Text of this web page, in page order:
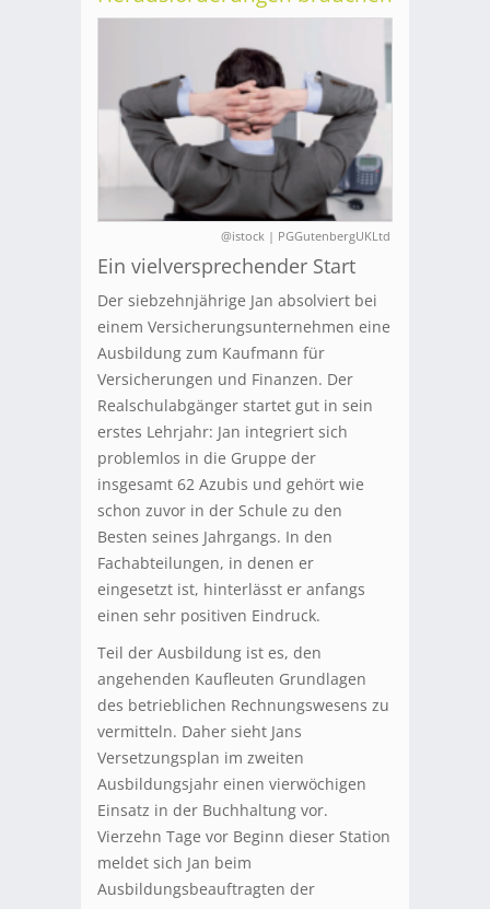
@istock | PGGutenbergUKLtd
Ein vielversprechender Start
Der siebzehnjährige Jan absolviert bei
einem Versicherungsunternehmen eine
Ausbildung zum Kaufmann für
Versicherungen und Finanzen. Der
Realschulabgänger startet gut in sein
erstes Lehrjahr: Jan integriert sich
problemlos in die Gruppe der
insgesamt 62 Azubis und gehört wie
schon zuvor in der Schule zu den
Besten seines Jahrgangs. In den
Fachabteilungen, in denen er
eingesetzt ist, hinterlässt er anfangs
einen sehr positiven Eindruck.
Teil der Ausbildung ist es, den
angehenden Kaufleuten Grundlagen
des betrieblichen Rechnungswesens zu
vermitteln. Daher sieht Jans
Versetzungsplan im zweiten
Ausbildungsjahr einen vierwöchigen
Einsatz in der Buchhaltung vor.
Vierzehn Tage vor Beginn dieser Station
meldet sich Jan beim
Ausbildungsbeauftragten der